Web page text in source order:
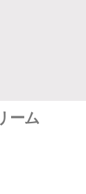
ーム